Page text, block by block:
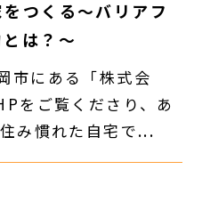
つくる～バリアフ
は？～
市にある「株式会
をご覧くださり、あ
み慣れた自宅で...